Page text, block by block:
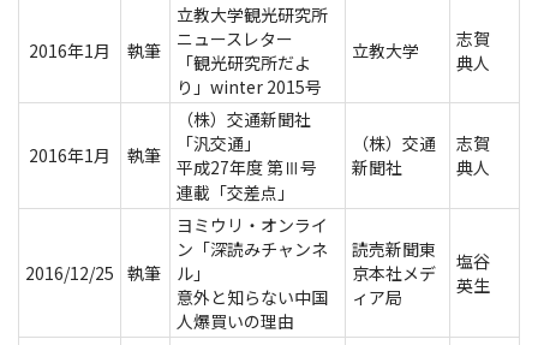
2016年1月 執筆
立教大学観光研究所
ニュースレター
「観光研究所だよ
り」winter 2015号
立教大学
志賀
典人
2016年1月 執筆
（株）交通新聞社
「汎交通」
平成27年度 第Ⅲ号
連載「交差点」
（株）交通
新聞社
志賀
典人
2016/12/25 執筆
ヨミウリ・オンライ
ン「深読みチャンネ
ル」
意外と知らない中国
人爆買いの理由
読売新聞東
京本社メデ
ィア局
塩谷
英生